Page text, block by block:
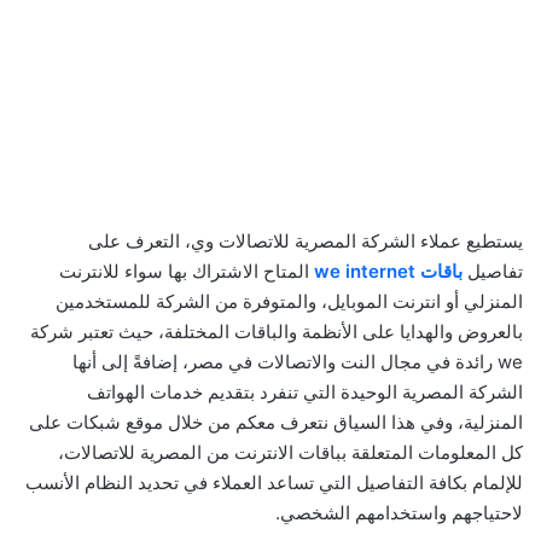
يستطيع عملاء الشركة المصرية للاتصالات وي، التعرف على
تفاصيل باقات we internet
المتاح الاشتراك بها سواء للانترنت
المنزلي أو انترنت الموبايل، والمتوفرة من الشركة للمستخدمين
بالعروض والهدايا على الأنظمة والباقات المختلفة، حيث تعتبر شركة
we رائدة في مجال النت والاتصالات في مصر، إضافةً إلى أنها
الشركة المصرية الوحيدة التي تنفرد بتقديم خدمات الهواتف
المنزلية، وفي هذا السياق نتعرف معكم من خلال موقع شبكات على
كل المعلومات المتعلقة بباقات الانترنت من المصرية للاتصالات،
للإلمام بكافة التفاصيل التي تساعد العملاء في تحديد النظام الأنسب
لاحتياجهم واستخدامهم الشخصي.